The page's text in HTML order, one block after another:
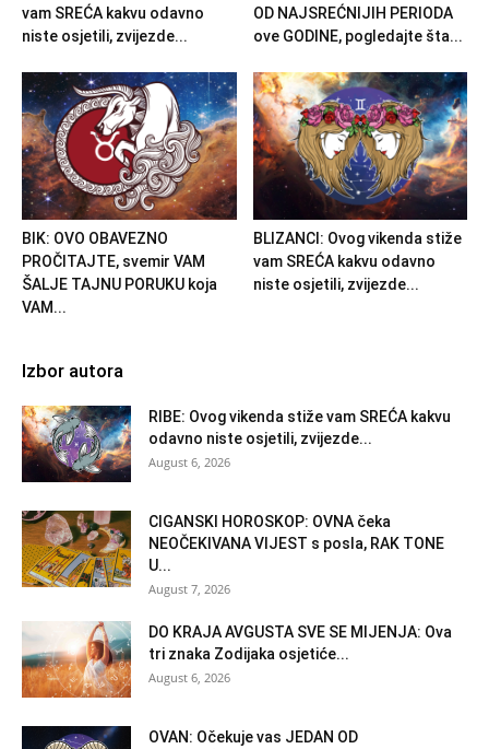
vam SREĆA kakvu odavno
niste osjetili, zvijezde...
OD NAJSREĆNIJIH PERIODA
ove GODINE, pogledajte šta...
BIK: OVO OBAVEZNO
PROČITAJTE, svemir VAM
ŠALJE TAJNU PORUKU koja
VAM...
BLIZANCI: Ovog vikenda stiže
vam SREĆA kakvu odavno
niste osjetili, zvijezde...
Izbor autora
RIBE: Ovog vikenda stiže vam SREĆA kakvu
odavno niste osjetili, zvijezde...
August 6, 2026
CIGANSKI HOROSKOP: OVNA čeka
NEOČEKIVANA VIJEST s posla, RAK TONE
U...
August 7, 2026
DO KRAJA AVGUSTA SVE SE MIJENJA: Ova
tri znaka Zodijaka osjetiće...
August 6, 2026
OVAN: Očekuje vas JEDAN OD